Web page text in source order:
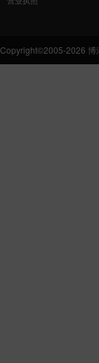
Copyright©2005-2026 博